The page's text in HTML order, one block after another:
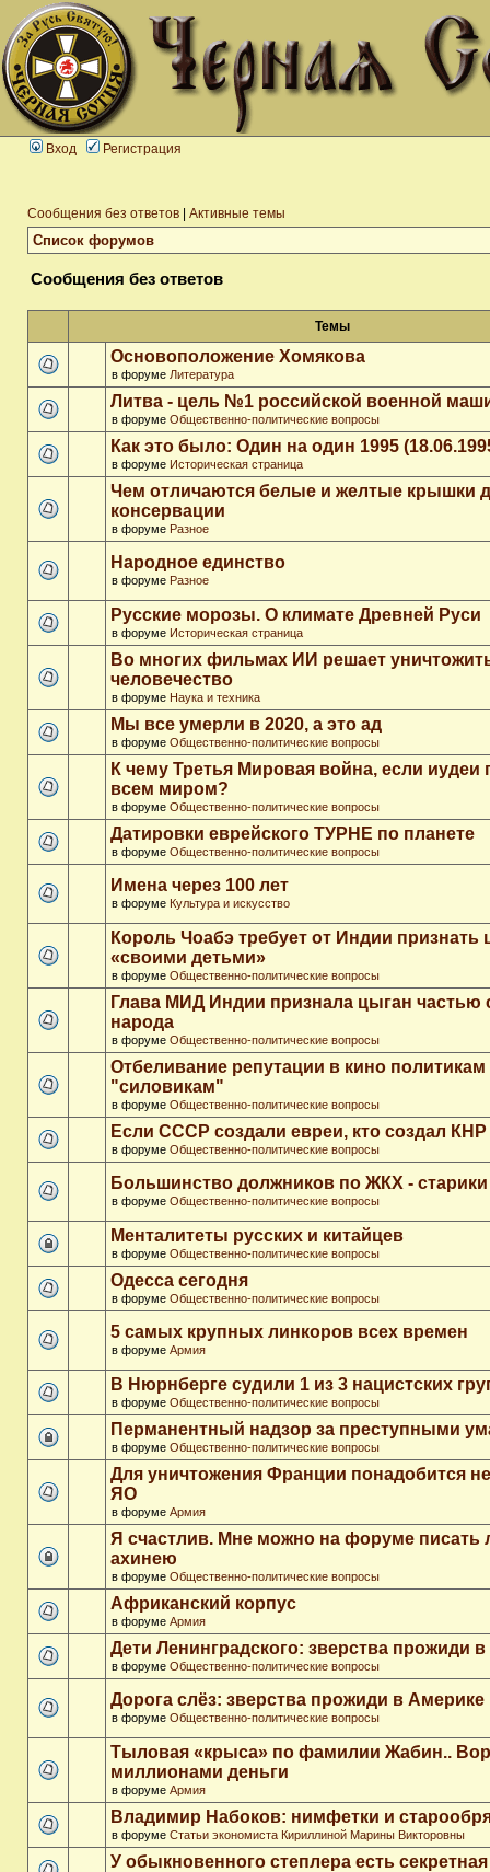
Вход Регистрация
Сообщения без ответов Активные темы
Список форумов
Сообщения без ответов
Темы
Основоположение Хомякова
в форуме Литература
Литва - цель №1 российской военной
в форуме Общественно-политические вопросы
Как это было: Один на один 1995
в форуме Историческая страница
Чем отличаются белые и желтые крышки
консервации
в форуме Разное
Народное единство
в форуме Разное
Русские морозы. О климате Древней Руси
в форуме Историческая страница
Во многих фильмах ИИ решает
человечество
в форуме Наука и техника
Мы все умерли в 2020, а это ад
в форуме Общественно-политические вопросы
К чему Третья Мировая война, если иудеи
всем миром?
в форуме Общественно-политические вопросы
Датировки еврейского ТУРНЕ по планете
в форуме Общественно-политические вопросы
Имена через 100 лет
в форуме Культура и искусство
Король Чоабэ требует от Индии признать
«своими детьми»
в форуме Общественно-политические вопросы
Глава МИД Индии признала цыган частью
народа
в форуме Общественно-политические вопросы
Отбеливание репутации в кино политикам
"силовикам"
в форуме Общественно-политические вопросы
Если СССР создали евреи, кто создал
в форуме Общественно-политические вопросы
Большинство должников по ЖКХ - старики
в форуме Общественно-политические вопросы
Менталитеты русских и китайцев
в форуме Общественно-политические вопросы
Одесса сегодня
в форуме Общественно-политические вопросы
5 самых крупных линкоров всех времен
в форуме Армия
В Нюрнберге судили 1 из 3 нацистских
в форуме Общественно-политические вопросы
Перманентный надзор за преступными
в форуме Общественно-политические вопросы
Для уничтожения Франции понадобится
ЯО
в форуме Армия
Я счастлив. Мне можно на форуме
ахинею
в форуме Общественно-политические вопросы
Африканский корпус
в форуме Армия
Дети Ленинградского: зверства прожиди
в форуме Общественно-политические вопросы
Дорога слёз: зверства прожиди в Америке
в форуме Общественно-политические вопросы
Тыловая «крыса» по фамилии Жабин..
миллионами деньги
в форуме Армия
Владимир Набоков: нимфетки и
в форуме Статьи экономиста Кириллиной Марины Викторовны
У обыкновенного степлера есть